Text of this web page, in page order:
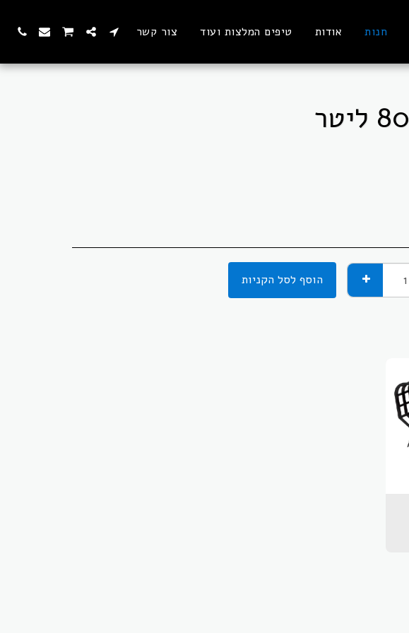
חנות אודות טיפים המלצות ועוד צור קשר
הוסף לסל הקניות